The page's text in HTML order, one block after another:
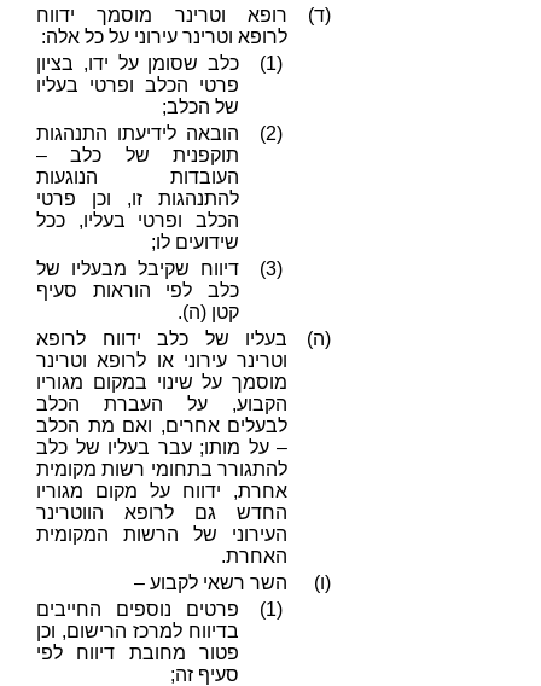
(ד)
רופא וטרינר מוסמך ידווח
לרופא וטרינר עירוני על כל אלה:
(1)
כלב שסומן על ידו, בציון
פרטי הכלב ופרטי בעליו
של הכלב;
(2)
הובאה לידיעתו התנהגות
תוקפנית של כלב –
העובדות הנוגעות
להתנהגות זו, וכן פרטי
הכלב ופרטי בעליו, ככל
שידועים לו;
(3)
דיווח שקיבל מבעליו של
כלב לפי הוראות סעיף
קטן (ה).
(ה)
בעליו של כלב ידווח לרופא
וטרינר עירוני או לרופא וטרינר
מוסמך על שינוי במקום מגוריו
הקבוע, על העברת הכלב
לבעלים אחרים, ואם מת הכלב
– על מותו; עבר בעליו של כלב
להתגורר בתחומי רשות מקומית
אחרת, ידווח על מקום מגוריו
החדש גם לרופא הווטרינר
העירוני של הרשות המקומית
האחרת.
(ו)
השר רשאי לקבוע –
(1)
פרטים נוספים החייבים
בדיווח למרכז הרישום, וכן
פטור מחובת דיווח לפי
סעיף זה;